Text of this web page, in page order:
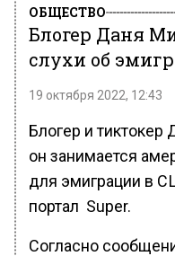
ОБЩЕСТВО
Блогер Даня
слухи об
19 октября 2022, 12:43
Блогер и тиктокер
он занимается
для эмиграции в
портал Super.
Согласно